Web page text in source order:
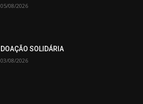
05/08/2026
DOAÇÃO SOLIDÁRIA
03/08/2026